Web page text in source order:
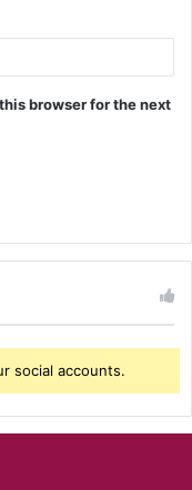
browser for the next
social accounts.